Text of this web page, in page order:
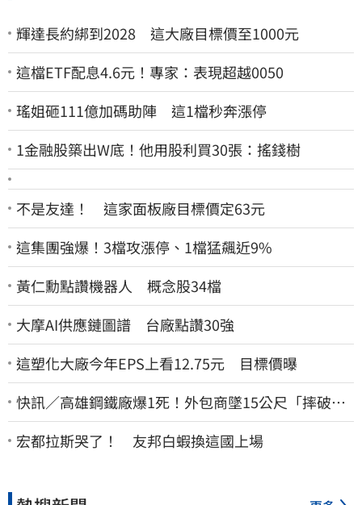
輝達長約綁到2028 這大廠目標價至1000元
這檔ETF配息4.6元！專家：表現超越0050
瑤姐砸111億加碼助陣 這1檔秒奔漲停
1金融股築出W底！他用股利買30張：搖錢樹
不是友達！ 這家面板廠目標價定63元
這集團強爆！3檔攻漲停、1檔猛飆近9%
黃仁勳點讚機器人 概念股34檔
大摩AI供應鏈圖譜 台廠點讚30強
這塑化大廠今年EPS上看12.75元 目標價曝
快訊／高雄鋼鐵廠爆1死！外包商墜15公尺「摔破頭
亡」
宏都拉斯哭了！ 友邦白蝦換這國上場